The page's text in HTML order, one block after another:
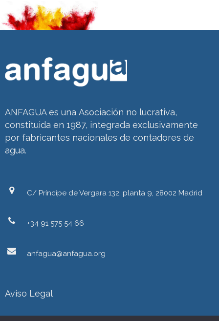
ANFAGUA es una Asociación no lucrativa,
constituida en 1987, integrada exclusivamente
por fabricantes nacionales de contadores de
agua.
C/ Príncipe de Vergara 132, planta 9, 28002 Madrid
+34 91 575 54 66
anfagua@anfagua.org
Aviso Legal